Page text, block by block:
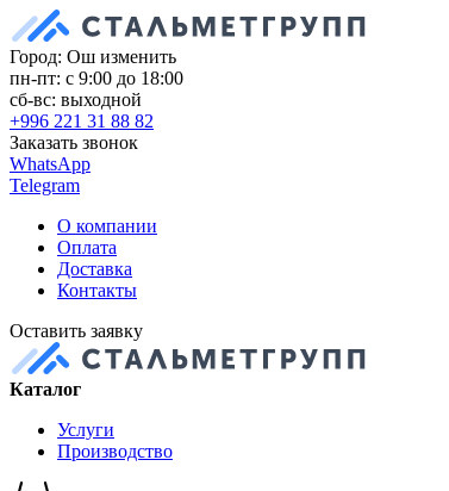
Город: Ош изменить
пн-пт: с 9:00 до 18:00
сб-вс: выходной
+996 221 31 88 82
Заказать звонок
WhatsApp
Telegram
О компании
Оплата
Доставка
Контакты
Оставить заявку
Каталог
Услуги
Производство